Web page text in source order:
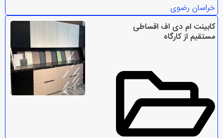
خراسان رضوی
كابينت ام دی اف اقساطى
مستقيم از كارگاه